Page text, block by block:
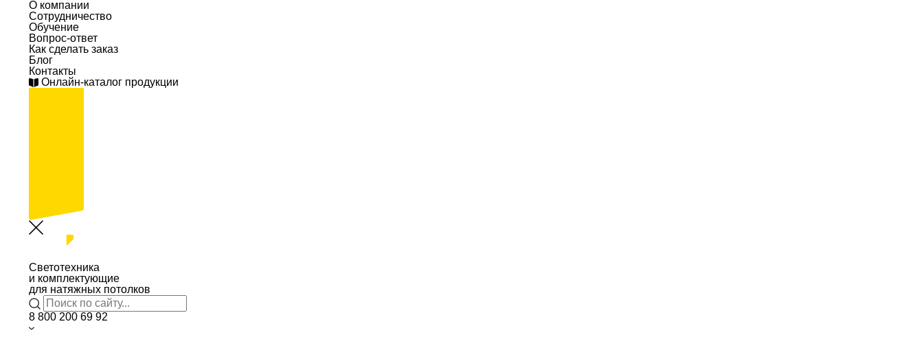
О компании
Сотрудничество
Обучение
Вопрос-ответ
Как сделать заказ
Блог
Контакты
Онлайн-каталог продукции
Светотехника
и комплектующие
для натяжных потолков
8 800 200 69 92